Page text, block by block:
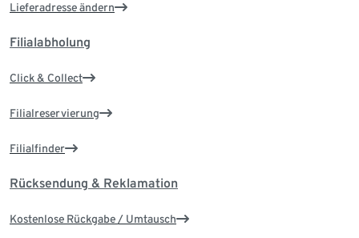
Lieferadresse ändern
Filialabholung
Click & Collect
Filialreservierung
Filialfinder
Rücksendung & Reklamation
Kostenlose Rückgabe / Umtausch